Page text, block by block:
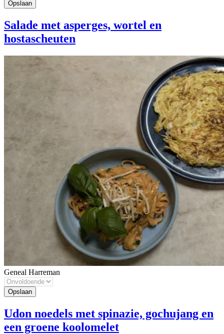
Salade met asperges, wortel en
hostascheuten
Geneal Harreman
Udon noedels met spinazie, gochujang en
een groene koolomelet